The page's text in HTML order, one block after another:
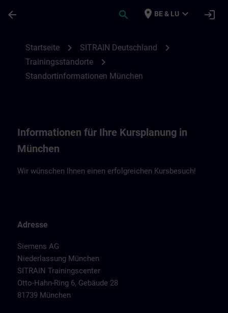
arrow_back search place BE & LU expand_more login
Startseite chevron_right SITRAIN Deutschland chevron_right
Trainingsstandorte chevron_right
Standortinformationen München
Informationen für Ihre Kursplanung in
München
Wir wünschen Ihnen einen erfolgreichen Kursbesuch!
Adresse
Siemens AG
Niederlassung München
SITRAIN Trainingscenter
Otto-Hahn-Ring 6, Gebäude 28
81739 München